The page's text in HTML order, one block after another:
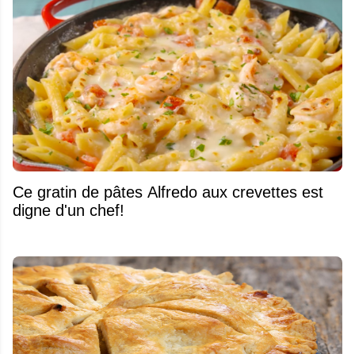
Ce gratin de pâtes Alfredo aux crevettes est
digne d'un chef!